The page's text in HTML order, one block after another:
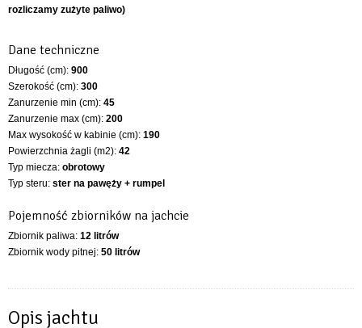
rozliczamy zużyte paliwo)
Dane techniczne
Długość (cm): 900
Szerokość (cm): 300
Zanurzenie min (cm): 45
Zanurzenie max (cm): 200
Max wysokość w kabinie (cm): 190
Powierzchnia żagli (m2): 42
Typ miecza: obrotowy
Typ steru: ster na pawęży + rumpel
Pojemność zbiorników na jachcie
Zbiornik paliwa: 12 litrów
Zbiornik wody pitnej: 50 litrów
Opis jachtu